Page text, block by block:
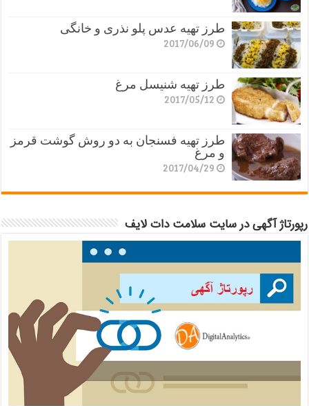
طرز تهیه عدس پلو نذری و خانگی
2017/06/09
طرز تهیه شنیسل مرغ
2017/05/12
طرز تهیه فسنجان به دو روش گوشت قرمز
و مرغ
2017/04/29
رپورتاژ آگهی در سایت سلامت دات لایف